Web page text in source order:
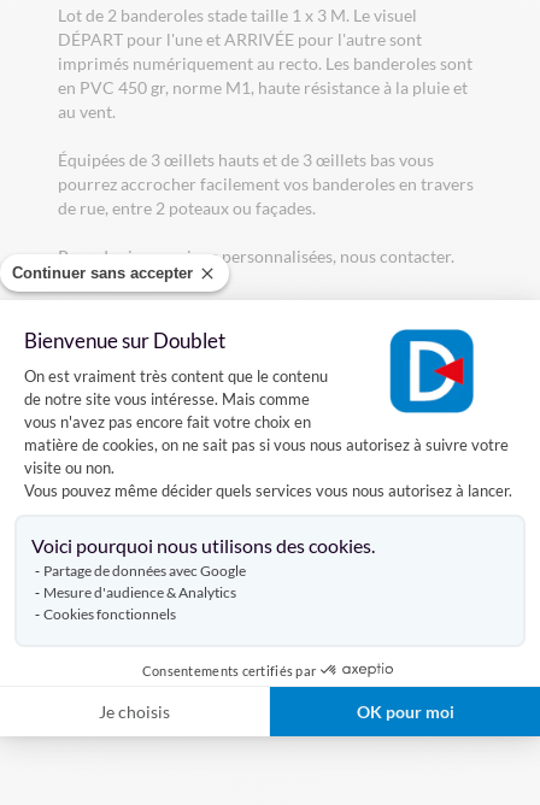
Continuer sans accepter
Bienvenue sur Doublet
Plateforme de Gestion du
On est vraiment très content que le contenu
de notre site vous intéresse. Mais comme
vous n'avez pas encore fait votre choix en
matière de cookies, on ne sait pas si vous nous autorisez à suivre votre
visite ou non.
Vous pouvez même décider quels services vous nous autorisez à lancer.
Voici pourquoi nous utilisons des cookies.
Partage de données avec Google
Mesure d'audience & Analytics
Cookies fonctionnels
Consentements certifiés par
Je choisis OK pour moi
Lot de 2 banderoles stade taille 1 x 3 M. Le visuel
DÉPART pour l'une et ARRIVÉE pour l'autre sont
imprimés numériquement au recto. Les banderoles sont
en PVC 450 gr, norme M1, haute résistance à la pluie et
au vent.
Équipées de 3 œillets hauts et de 3 œillets bas vous
pourrez accrocher facilement vos banderoles en travers
de rue, entre 2 poteaux ou façades.
Pour des impressions personnalisées, nous contacter.
Caractéristiques
Livraison
Avis clients
ARCHE DE LIGNE D'ARRIVÉE